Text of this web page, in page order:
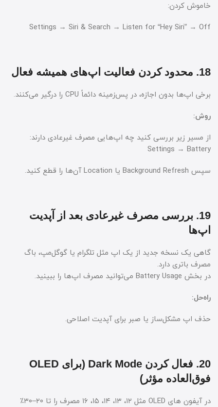
خاموش کردن:
Settings → Siri & Search → Listen for “Hey Siri” → Off
18. محدود کردن فعالیت اپ‌های همیشه فعال
برخی اپ‌ها بدون اجازه، در پس‌زمینه دائماً CPU را درگیر می‌کنند.
روش:
از مسیر زیر بررسی کنید چه اپ‌هایی مصرف غیرعادی دارند:
Settings → Battery
سپس Background Refresh یا Location آن‌ها را قطع کنید.
19. بررسی مصرف غیرعادی بعد از آپدیت
اپ‌ها
گاهی یک نسخه جدید از یک اپ مثل تلگرام یا گوگل‌مپ، باگ
مصرف باتری دارد.
در بخش Battery Usage می‌توانید مصرف اپ‌ها را ببینید.
راه‌حل:
حذف اپ مشکل‌ساز یا صبر برای آپدیت اصلاحی.
20. فعال کردن Dark Mode (برای OLED
فوق‌العاده مؤثر)
در آیفون های OLED مثل ۱۲، ۱۳، ۱۴، ۱۵، ۱۶ مصرف را تا ۲۰–۳۰٪